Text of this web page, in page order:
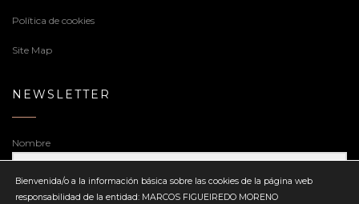
Política de cookies
Site Map
NEWSLETTER
Nombre
Bienvenida/o a la información básica sobre las cookies de la página web
responsabilidad de la entidad: MARCOS FIGUEIREDO MORENO